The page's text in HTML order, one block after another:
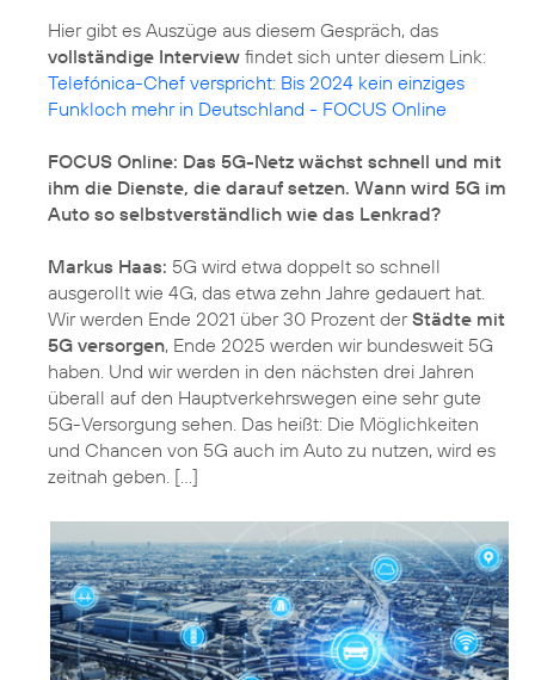
Hier gibt es Auszüge aus diesem Gespräch, das
vollständige Interview findet sich unter diesem Link:
Telefónica-Chef verspricht: Bis 2024 kein einziges
Funkloch mehr in Deutschland - FOCUS Online
FOCUS Online: Das 5G-Netz wächst schnell und mit
ihm die Dienste, die darauf setzen. Wann wird 5G im
Auto so selbstverständlich wie das Lenkrad?
Markus Haas: 5G wird etwa doppelt so schnell
ausgerollt wie 4G, das etwa zehn Jahre gedauert hat.
Wir werden Ende 2021 über 30 Prozent derStädte mit
5G versorgen, Ende 2025 werden wir bundesweit 5G
haben. Und wir werden in den nächsten drei Jahren
überall auf den Hauptverkehrswegen eine sehr gute
5G-Versorgung sehen. Das heißt: Die Möglichkeiten
und Chancen von 5G auch im Auto zu nutzen, wird es
zeitnah geben. [...]